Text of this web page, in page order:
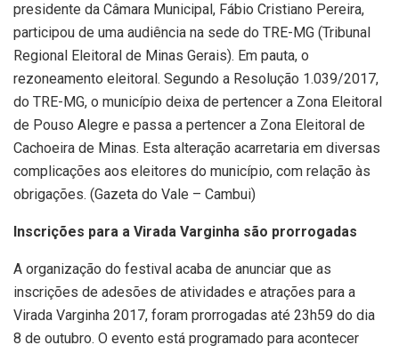
presidente da Câmara Municipal, Fábio Cristiano Pereira,
participou de uma audiência na sede do TRE-MG (Tribunal
Regional Eleitoral de Minas Gerais). Em pauta, o
rezoneamento eleitoral. Segundo a Resolução 1.039/2017,
do TRE-MG, o município deixa de pertencer a Zona Eleitoral
de Pouso Alegre e passa a pertencer a Zona Eleitoral de
Cachoeira de Minas. Esta alteração acarretaria em diversas
complicações aos eleitores do município, com relação às
obrigações. (Gazeta do Vale – Cambui)
Inscrições para a Virada Varginha são prorrogadas
A organização do festival acaba de anunciar que as
inscrições de adesões de atividades e atrações para a
Virada Varginha 2017, foram prorrogadas até 23h59 do dia
8 de outubro. O evento está programado para acontecer